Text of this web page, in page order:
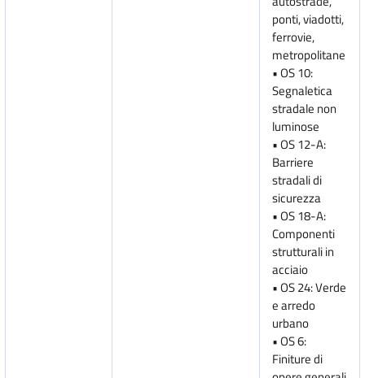
ponti, viadotti,
ferrovie,
metropolitane
• OS 10:
Segnaletica
stradale non
luminose
• OS 12-A:
Barriere
stradali di
sicurezza
• OS 18-A:
Componenti
strutturali in
acciaio
• OS 24: Verde
e arredo
urbano
• OS 6:
Finiture di